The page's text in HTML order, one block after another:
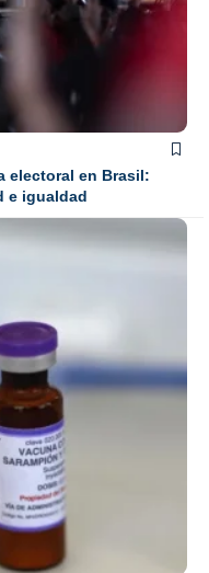
electoral en Brasil:
e igualdad